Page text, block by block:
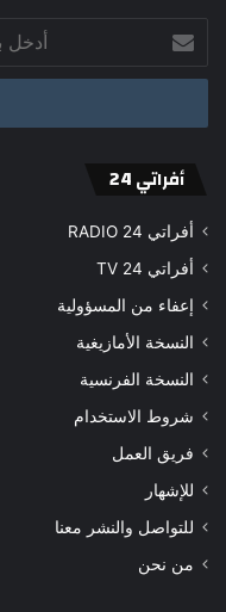
بريدك
الإلكتروني
أفراتي 24
أفراتي 24 RADIO
أفراتي 24 TV
إعفاء من المسؤولية
النسخة الأمازيغية
النسخة الفرنسية
شروط الاستخدام
فريق العمل
للإشهار
للتواصل والنشر معنا
من نحن